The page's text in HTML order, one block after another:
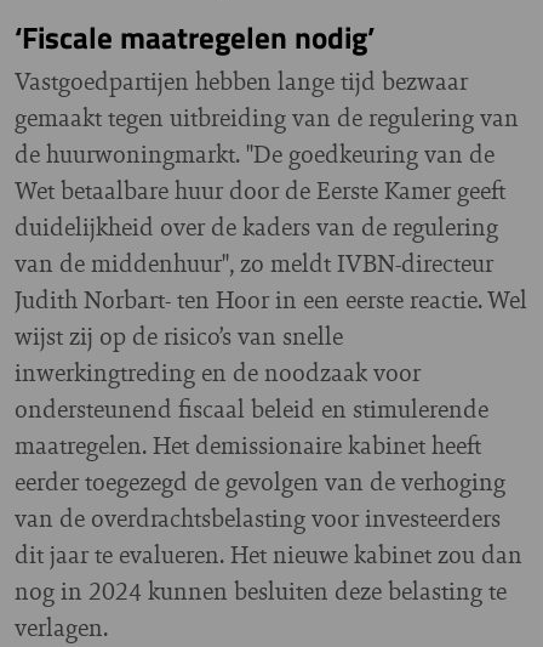
‘Fiscale maatregelen nodig’
Vastgoedpartijen hebben lange tijd bezwaar
gemaakt tegen uitbreiding van de regulering van
de huurwoningmarkt. "De goedkeuring van de
Wet betaalbare huur door de Eerste Kamer geeft
duidelijkheid over de kaders van de regulering
van de middenhuur", zo meldt IVBN-directeur
Judith Norbart- ten Hoor in een eerste reactie. Wel
wijst zij op de risico’s van snelle
inwerkingtreding en de noodzaak voor
ondersteunend fiscaal beleid en stimulerende
maatregelen. Het demissionaire kabinet heeft
eerder toegezegd de gevolgen van de verhoging
van de overdrachtsbelasting voor investeerders
dit jaar te evalueren. Het nieuwe kabinet zou dan
nog in 2024 kunnen besluiten deze belasting te
verlagen.